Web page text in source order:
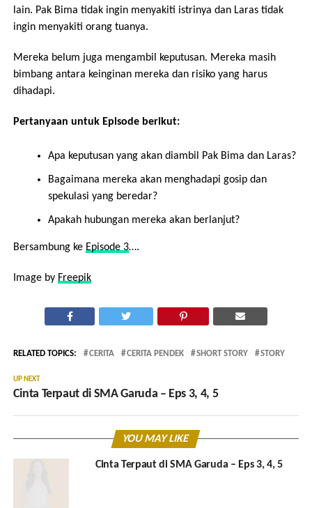
lain. Pak Bima tidak ingin menyakiti istrinya dan Laras tidak
ingin menyakiti orang tuanya.
Mereka belum juga mengambil keputusan. Mereka masih
bimbang antara keinginan mereka dan risiko yang harus
dihadapi.
Pertanyaan untuk Episode berikut:
Apa keputusan yang akan diambil Pak Bima dan Laras?
Bagaimana mereka akan menghadapi gosip dan
spekulasi yang beredar?
Apakah hubungan mereka akan berlanjut?
Bersambung ke Episode 3….
Image by Freepik
RELATED TOPICS: CERITA CERITA PENDEK SHORT STORY STORY
UP NEXT
Cinta Terpaut di SMA Garuda – Eps 3, 4, 5
YOU MAY LIKE
Cinta Terpaut di SMA Garuda – Eps 3, 4, 5